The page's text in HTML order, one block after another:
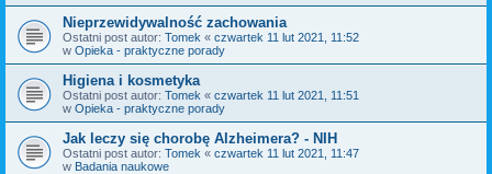
Nieprzewidywalność zachowania
Ostatni post autor: Tomek « czwartek 11 lut 2021, 11:52
w Opieka - praktyczne porady
Higiena i kosmetyka
Ostatni post autor: Tomek « czwartek 11 lut 2021, 11:51
w Opieka - praktyczne porady
Jak leczy się chorobę Alzheimera? - NIH
Ostatni post autor: Tomek « czwartek 11 lut 2021, 11:47
w Badania naukowe